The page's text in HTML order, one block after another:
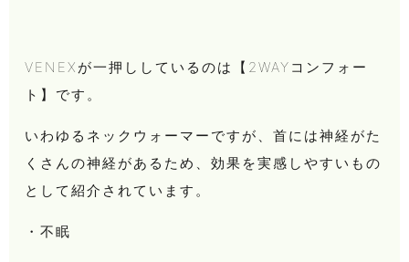
VENEXが一押ししているのは【2WAYコンフォー
ト】です。
いわゆるネックウォーマーですが、首には神経がた
くさんの神経があるため、効果を実感しやすいもの
として紹介されています。
・不眠